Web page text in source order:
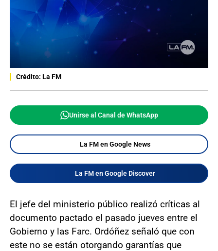
Crédito: La FM
Unirse al Canal de WhatsApp
La FM en Google News
La FM en Google Discover
El jefe del ministerio público realizó críticas al
documento pactado el pasado jueves entre el
Gobierno y las Farc. Ordóñez señaló que con
este no se están otorgando garantías que